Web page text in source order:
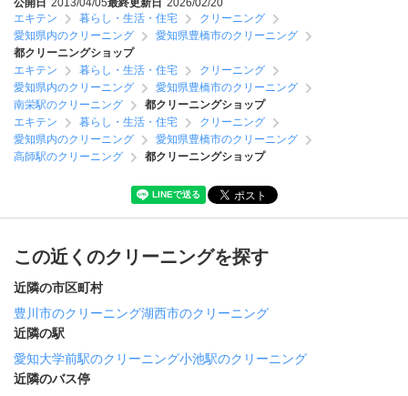
公開日 2013/04/05最終更新日 2026/02/20
エキテン
暮らし・生活・住宅
クリーニング
愛知県内のクリーニング
愛知県豊橋市のクリーニング
都クリーニングショップ
エキテン
暮らし・生活・住宅
クリーニング
愛知県内のクリーニング
愛知県豊橋市のクリーニング
南栄駅のクリーニング
都クリーニングショップ
エキテン
暮らし・生活・住宅
クリーニング
愛知県内のクリーニング
愛知県豊橋市のクリーニング
高師駅のクリーニング
都クリーニングショップ
この近くのクリーニングを探す
近隣の市区町村
豊川市のクリーニング湖西市のクリーニング
近隣の駅
愛知大学前駅のクリーニング小池駅のクリーニング
近隣のバス停